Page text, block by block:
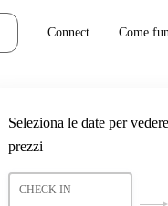
Connect Come
Seleziona le date per
prezzi
CHECK IN